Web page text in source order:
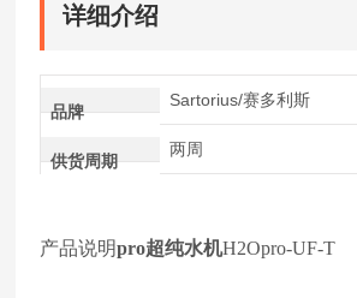
详细介绍
品牌
Sartorius/赛多利斯
供货周期
两周
产品说明pro超纯水机H2Opro-UF-T